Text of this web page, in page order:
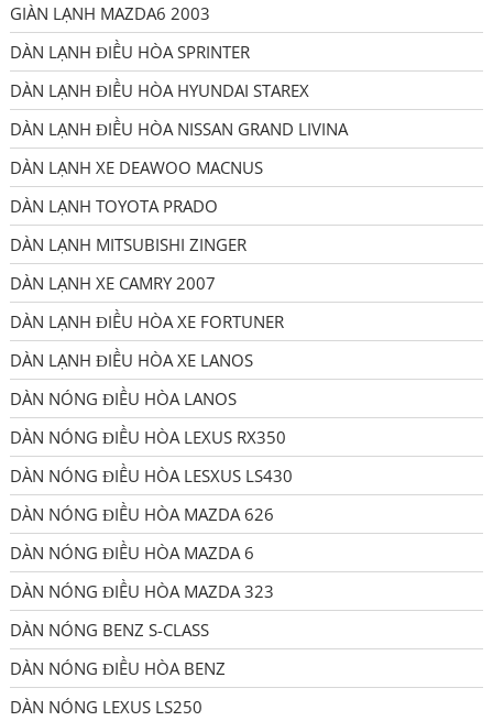
GIÀN LẠNH MAZDA6 2003
DÀN LẠNH ĐIỀU HÒA SPRINTER
DÀN LẠNH ĐIỀU HÒA HYUNDAI STAREX
DÀN LẠNH ĐIỀU HÒA NISSAN GRAND LIVINA
DÀN LẠNH XE DEAWOO MACNUS
DÀN LẠNH TOYOTA PRADO
DÀN LẠNH MITSUBISHI ZINGER
DÀN LẠNH XE CAMRY 2007
DÀN LẠNH ĐIỀU HÒA XE FORTUNER
DÀN LẠNH ĐIỀU HÒA XE LANOS
DÀN NÓNG ĐIỀU HÒA LANOS
DÀN NÓNG ĐIỀU HÒA LEXUS RX350
DÀN NÓNG ĐIỀU HÒA LESXUS LS430
DÀN NÓNG ĐIỀU HÒA MAZDA 626
DÀN NÓNG ĐIỀU HÒA MAZDA 6
DÀN NÓNG ĐIỀU HÒA MAZDA 323
DÀN NÓNG BENZ S-CLASS
DÀN NÓNG ĐIỀU HÒA BENZ
DÀN NÓNG LEXUS LS250